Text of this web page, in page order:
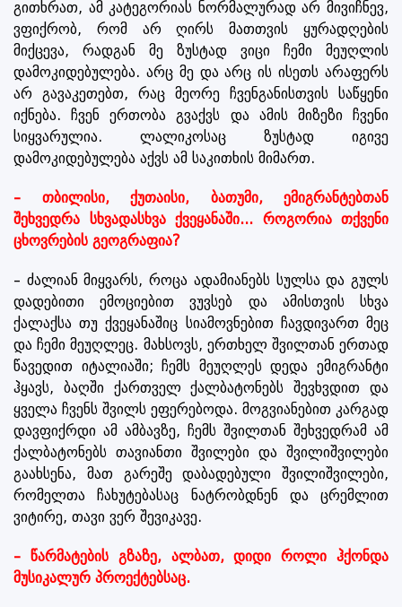
გითხრათ, ამ კატეგორიას ნორმალურად არ მივიჩნევ,
ვფიქრობ, რომ არ ღირს მათთვის ყურადღების
მიქცევა, რადგან მე ზუსტად ვიცი ჩემი მეუღლის
დამოკიდებულება. არც მე და არც ის ისეთს არაფერს
არ გავაკეთებთ, რაც მეორე ჩვენგანისთვის საწყენი
იქნება. ჩვენ ერთობა გვაქვს და ამის მიზეზი ჩვენი
სიყვარულია. ლალიკოსაც ზუსტად იგივე
დამოკიდებულება აქვს ამ საკითხის მიმართ.
– თბილისი, ქუთაისი, ბათუმი, ემიგრანტებთან
შეხვედრა სხვადასხვა ქვეყანაში... როგორია თქვენი
ცხოვრების გეოგრაფია?
– ძალიან მიყვარს, როცა ადამიანებს სულსა და გულს
დადებითი ემოციებით ვუვსებ და ამისთვის სხვა
ქალაქსა თუ ქვეყანაშიც სიამოვნებით ჩავდივართ მეც
და ჩემი მეუღლეც. მახსოვს, ერთხელ შვილთან ერთად
წავედით იტალიაში; ჩემს მეუღლეს დედა ემიგრანტი
ჰყავს, ბაღში ქართველ ქალბატონებს შევხვდით და
ყველა ჩვენს შვილს ეფერებოდა. მოგვიანებით კარგად
დავფიქრდი ამ ამბავზე, ჩემს შვილთან შეხვედრამ ამ
ქალბატონებს თავიანთი შვილები და შვილიშვილები
გაახსენა, მათ გარეშე დაბადებული შვილიშვილები,
რომელთა ჩახუტებასაც ნატრობდნენ და ცრემლით
ვიტირე, თავი ვერ შევიკავე.
– წარმატების გზაზე, ალბათ, დიდი როლი ჰქონდა
მუსიკალურ პროექტებსაც.